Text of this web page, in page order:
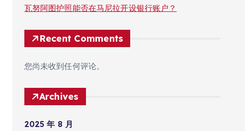
瓦努阿图护照能否在马尼拉开设银行账户？
Recent Comments
您尚未收到任何评论。
Archives
2025 年 8 月